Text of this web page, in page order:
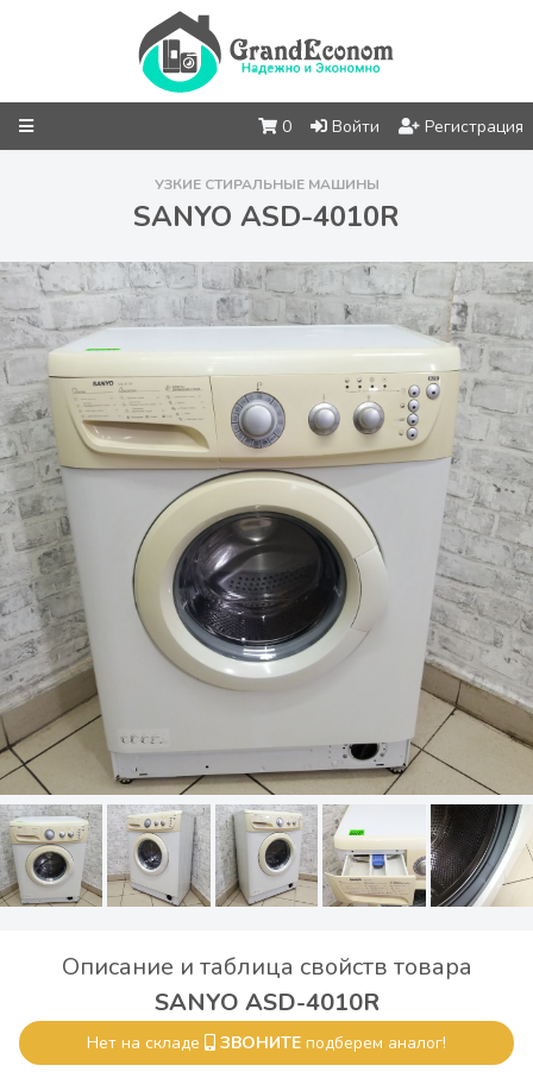
0 Войти Регистрация
УЗКИЕ СТИРАЛЬНЫЕ МАШИНЫ
SANYO ASD-4010R
Описание и таблица свойств товара
SANYO ASD-4010R
Нет на складе ЗВОНИТЕ подберем аналог!